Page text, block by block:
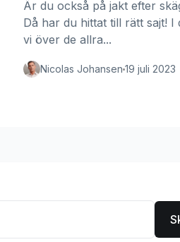
Är du också på jakt efter
Då har du hittat till rätt sajt!
vi över de allra...
Nicolas Johansen 19 juli 2023